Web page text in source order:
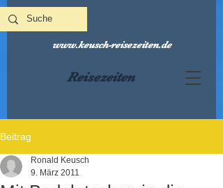
Reisezeiten
www.keusch-reisezeiten.de
Beitrag
Ronald Keusch
9. März 2011